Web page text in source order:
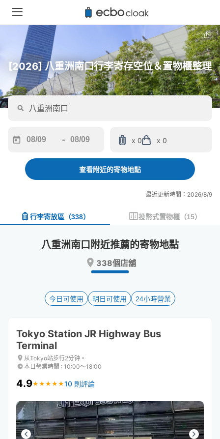
[2026] 八重洲南口行李寄存空位＆置物櫃整理
forward
interact
and
date.
keyboard
shortcuts
for
changing
-
backward
interact
and
a
date.
Press
key
to
keyboard
for
changing
x 0 x 0
查看附近的寄物地點
最近更新時間：2026/8/9
行李寄放區 （338） 投幣式置物櫃 （15）
八重洲南口附近推薦的寄物地點
338個店舖
今日可使用 明日可使用 24小時營業
Tokyo Station JR Highway Bus
Terminal
从Tokyo站步行2分钟。
本日營業時間 : 10:00〜18:00
4.9★ ★ ★ ★ ★
★ ★ ★ ★ ★10 則評論